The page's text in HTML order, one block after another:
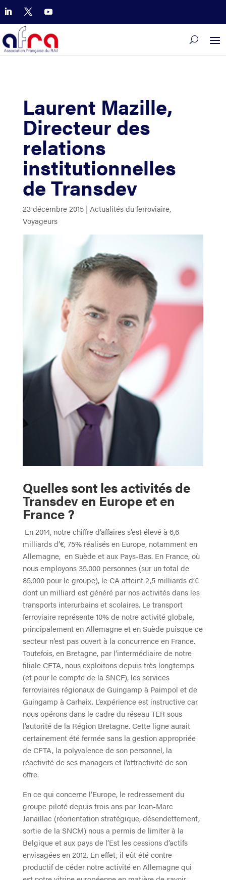
Laurent Mazille,
Directeur des
relations
institutionnelles
de Transdev
23 décembre 2015| Actualités du ferroviaire,
Voyageurs
Quelles sont les activités de
Transdev en Europe et en
France ?
En 2014, notre chiffre d’affaires s’est élevé à 6,6
milliards d’€, 75% réalisés en Europe, notamment en
Allemagne, en Suède et aux Pays-Bas. En France, où
nous employons 35.000 personnes (sur un total de
85.000 pour le groupe), le CA atteint 2,5 milliards d’€
dont un milliard est généré par nos activités dans les
transports interurbains et scolaires. Le transport
ferroviaire représente 10% de notre activité globale,
principalement en Allemagne et en Suède puisque ce
secteur n’est pas ouvert à la concurrence en France.
Toutefois, en Bretagne, par l’intermédiaire de notre
filiale CFTA, nous exploitons depuis très longtemps
(et pour le compte de la SNCF), les services
ferroviaires régionaux de Guingamp à Paimpol et de
Guingamp à Carhaix. L’expérience est instructive car
nous opérons dans le cadre du réseau TER sous
l’autorité de la Région Bretagne. Cette ligne aurait
certainement été fermée sans la gestion appropriée
de CFTA, la polyvalence de son personnel, la
réactivité de ses managers et l’attractivité de son
offre.
En ce qui concerne l’Europe, le redressement du
groupe piloté depuis trois ans par Jean-Marc
Janaillac (réorientation stratégique, désendettement,
sortie de la SNCM) nous a permis de limiter à la
Belgique et aux pays de l’Est les cessions d’actifs
envisagées en 2012. En effet, il eût été contre-
productif de céder notre activité en Allemagne qui